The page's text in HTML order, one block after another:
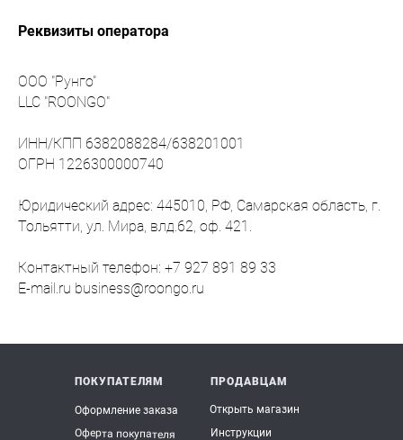
Реквизиты оператора
ООО "Рунго"
LLC "ROONGO"
ИНН/КПП 6382088284/638201001
ОГРН 1226300000740
Юридический адрес: 445010, РФ, Самарская область, г.
Тольятти, ул. Мира, влд.62, оф. 421.
Контактный телефон: +7 927 891 89 33
E-mail.ru business@roongo.ru
ПРОДАВЦАМ
Инструкции
Открыть магазин
ПОКУПАТЕЛЯМ
Оферта покупателя
Оформление заказа